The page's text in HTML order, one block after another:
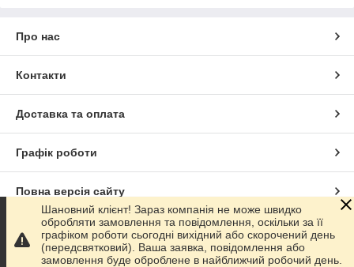
Про нас
Контакти
Доставка та оплата
Графік роботи
Повна версія сайту
Сайт створено на маркетплейсіProm.ua
Шановний клієнт! Зараз компанія не може швидко
обробляти замовлення та повідомлення, оскільки за її
графіком роботи сьогодні вихідний або скорочений день
(передсвятковий). Ваша заявка, повідомлення або
замовлення буде оброблене в найближчий робочий день.